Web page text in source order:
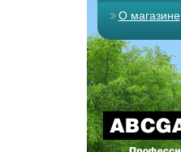
О магазине